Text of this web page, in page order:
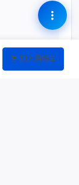
加入购物车